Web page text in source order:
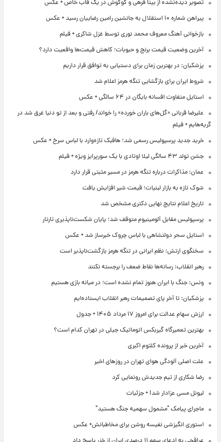
تصویر دیده‌نشده از بیتا فرهی و گوگوش در یک قاب خاص + عکس
پیراهن شماره ۱۰ استقلال به جانشین رامین رضاییان رسید + عکس
بازخوانی آهنگ معروف محمد نوری توسط غزل شاکری + فیلم
آخرین وضعیت قیمت برنج و حبوبات؛ کاهش قیمت‌ها واقعیت دارد؟
پزشکیان: در بهترین زمان برای دستیابی به توافق قرار داریم
شروط ایران برای بازگشایی تنگه هرمز اعلام شد
استایل متفاوت افسانه بایگان در ۶۴ سالگی + عکس
علیرضا قربانی «گل‌های باران خورده» را خواند/ رفتی و بعد از تو دنیا غرق شد در
گریه‌هایم + فیلم
خرید جدید پرسپولیس رسمی شد؛ هافبک تازه‌وارد با لباس سرخ + عکس
جشن تولد ۴۳ سالگی لیلا اوتادی با یک سورپرایز ویژه + فیلم
عمان: مذاکرات درباره تنگه هرمز در مسیر مثبتی قرار دارد
شوک تازه به بازار لبنیات؛ قیمت شیر افزایش یافت
تاریخ اعلام نتایج نهایی دکتری مشخص شد
پرسپولیس مقابل آلومینیوم متوقف شد؛ پایان شکست‌ناپذیری تارتار
استایل سحر دولتشاهی با لباس چروک خبرساز شد + عکس
سخنگوی ارتش: نظم ایرانی در تنگه هرمز بازگشت‌ناپذیر است
رهبر انقلاب: رسانه‌ها نقاط ضعف را برجسته نکنند
ونس: جنگ با ایران هنوز تمام نشده است؛ در میانه بازی هستیم
پزشکیان: تا آخر پای تصمیمات رهبر انقلاب ایستاده‌ایم
ارزش سهام عدالت برای امروز ۱۷ مرداد ۱۴۰۵ + جدول
بهترین تعمیرگاه گیربکس اتوماتیک جیلی در تهران کدام است؟
آخرین خبر از پرونده کلثوم اکبری
علت اصلی آلودگی هوای تهران در روزهای اخیر
رضا شکاری از تیم جدیدش رونمایی کرد
لیونل مسی عزادار شد! + جزئیات
ماجرای پیامک "مشمول سهمیه جنگ هستید"
استوری انگیزشی نفیسه روشن برای مخاطبانش+ عکس